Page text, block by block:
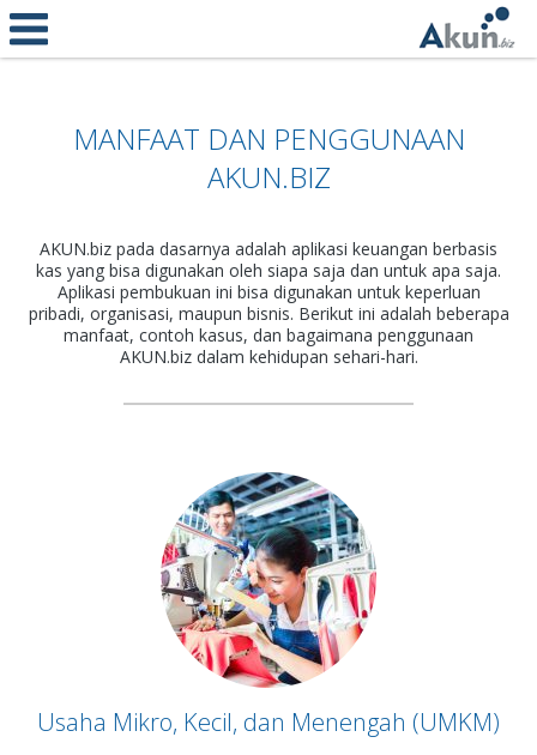
MANFAAT DAN PENGGUNAAN
AKUN.BIZ
AKUN.biz pada dasarnya adalah aplikasi keuangan berbasis
kas yang bisa digunakan oleh siapa saja dan untuk apa saja.
Aplikasi pembukuan ini bisa digunakan untuk keperluan
pribadi, organisasi, maupun bisnis. Berikut ini adalah beberapa
manfaat, contoh kasus, dan bagaimana penggunaan
AKUN.biz dalam kehidupan sehari-hari.
Usaha Mikro, Kecil, dan Menengah (UMKM)